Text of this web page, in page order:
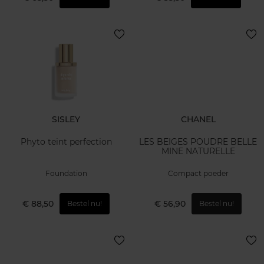
SISLEY
Phyto teint perfection
Foundation
€ 88,50 Bestel nu!
CHANEL
LES BEIGES POUDRE BELLE
MINE NATURELLE
Compact poeder
€ 56,90 Bestel nu!